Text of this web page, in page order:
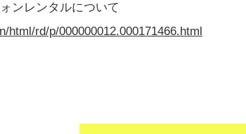
ンレンタルについて
html/rd/p/000000012.000171466.html